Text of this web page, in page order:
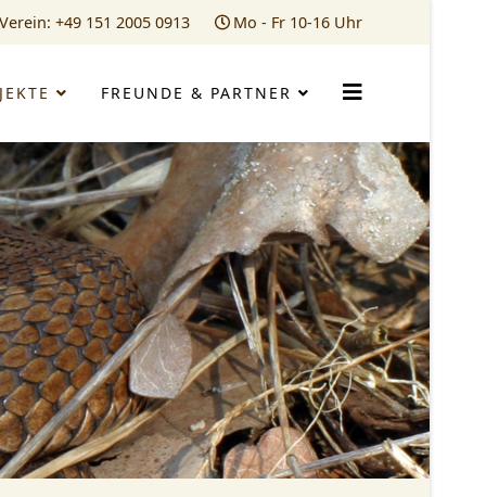
Verein: +49 151 2005 0913 Mo - Fr 10-16 Uhr
FREUNDE & PARTNER